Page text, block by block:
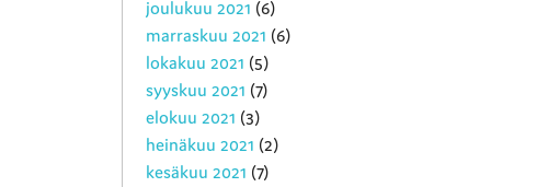
joulukuu 2021 (6)
marraskuu 2021 (6)
lokakuu 2021 (5)
syyskuu 2021 (7)
elokuu 2021 (3)
heinäkuu 2021 (2)
kesäkuu 2021 (7)